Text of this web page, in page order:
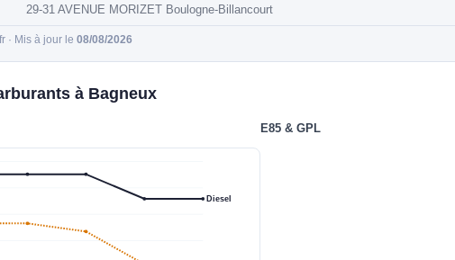
29-31 AVENUE MORIZET Boulogne-Billancourt
· Mis à jour le 08/08/2026
à Bagneux
Diesel
E85 & GPL